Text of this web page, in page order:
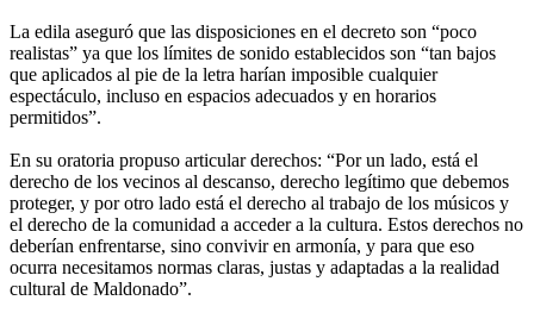
La edila aseguró que las disposiciones en el decreto son “poco
realistas” ya que los límites de sonido establecidos son “tan bajos
que aplicados al pie de la letra harían imposible cualquier
espectáculo, incluso en espacios adecuados y en horarios
permitidos”.
En su oratoria propuso articular derechos: “Por un lado, está el
derecho de los vecinos al descanso, derecho legítimo que debemos
proteger, y por otro lado está el derecho al trabajo de los músicos y
el derecho de la comunidad a acceder a la cultura. Estos derechos no
deberían enfrentarse, sino convivir en armonía, y para que eso
ocurra necesitamos normas claras, justas y adaptadas a la realidad
cultural de Maldonado”.